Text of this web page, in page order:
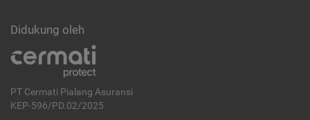
Didukung oleh
PT Cermati Pialang Asuransi
KEP-596/PD.02/2025